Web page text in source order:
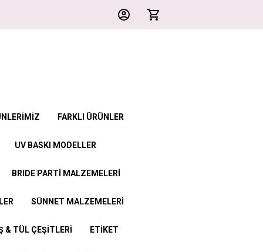
FARKLI ÜRÜNLER
UV BASKI MODELLER
BRIDE PARTİ MALZEMELERİ
SÜNNET MALZEMELERİ
& TÜL ÇEŞİTLERİ ETİKET